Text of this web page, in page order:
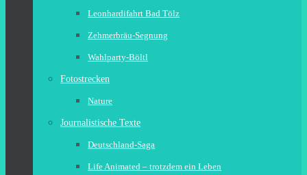
Leonhardifahrt Bad Tölz
Zehmerbräu-Segnung
Wahlparty-Böltl
Fotostrecken
Nature
Journalistische Texte
Deutschland-Saga
Life Animated – trotzdem ein Leben